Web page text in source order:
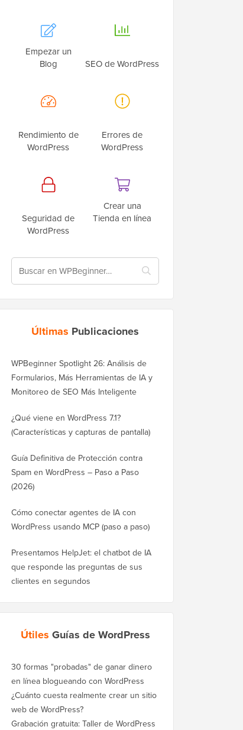
Empezar un
Blog
SEO de WordPress
Rendimiento de
WordPress
Errores de
WordPress
Seguridad de
WordPress
Crear una
Tienda en línea
Últimas Publicaciones
WPBeginner Spotlight 26: Análisis de
Formularios, Más Herramientas de IA y
Monitoreo de SEO Más Inteligente
¿Qué viene en WordPress 7.1?
(Características y capturas de pantalla)
Guía Definitiva de Protección contra
Spam en WordPress – Paso a Paso
(2026)
Cómo conectar agentes de IA con
WordPress usando MCP (paso a paso)
Presentamos HelpJet: el chatbot de IA
que responde las preguntas de sus
clientes en segundos
Útiles Guías de WordPress
30 formas "probadas" de ganar dinero
en línea blogueando con WordPress
¿Cuánto cuesta realmente crear un sitio
web de WordPress?
Grabación gratuita: Taller de WordPress